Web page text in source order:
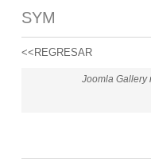
SYM
<<REGRESAR
Joomla Gallery